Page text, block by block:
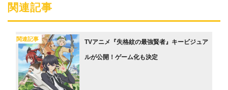
関連記事
関連記事 TVアニメ『失格紋の最強賢者』キービジュア
ルが公開！ゲーム化も決定